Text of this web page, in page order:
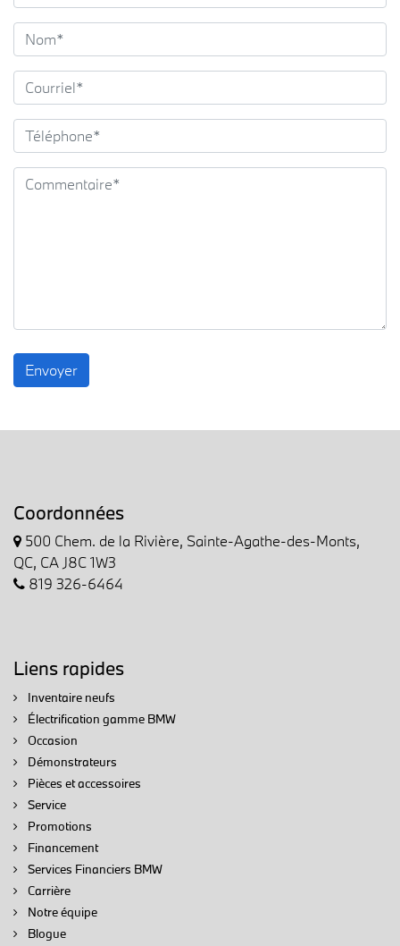
Envoyer
Coordonnées
500 Chem. de la Rivière, Sainte-Agathe-des-Monts,
QC, CA J8C 1W3
819 326-6464
Liens rapides
Inventaire neufs
Électrification gamme BMW
Occasion
Démonstrateurs
Pièces et accessoires
Service
Promotions
Financement
Services Financiers BMW
Carrière
Notre équipe
Blogue